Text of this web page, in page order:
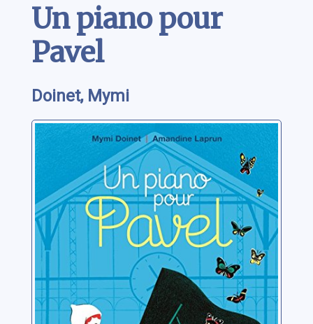
Un piano pour
Pavel
Doinet, Mymi